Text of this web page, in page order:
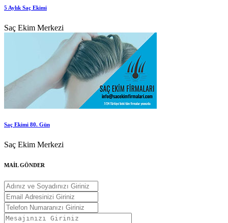
5 Aylık Saç Ekimi
Saç Ekim Merkezi
Saç Ekimi 80. Gün
Saç Ekim Merkezi
MAİL GÖNDER